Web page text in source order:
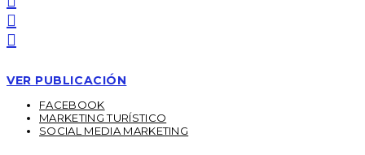
VER PUBLICACIÓN
FACEBOOK
MARKETING TURÍSTICO
SOCIAL MEDIA MARKETING